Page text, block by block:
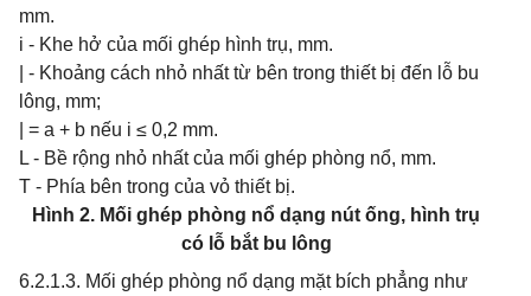
mm.
i - Khe hở của mối ghép hình trụ, mm.
| - Khoảng cách nhỏ nhất từ bên trong thiết bị đến lỗ bu
lông, mm;
| = a + b nếu i ≤ 0,2 mm.
L - Bề rộng nhỏ nhất của mối ghép phòng nổ, mm.
T - Phía bên trong của vỏ thiết bị.
Hình 2. Mối ghép phòng nổ dạng nút ống, hình trụ
có lỗ bắt bu lông
6.2.1.3. Mối ghép phòng nổ dạng mặt bích phẳng như